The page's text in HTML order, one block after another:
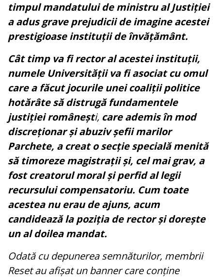
timpul mandatului de ministru al Justiției
a adus grave prejudicii de imagine acestei
prestigioase instituții de învățământ.
Cât timp va fi rector al acestei instituții,
numele Universității va fi asociat cu omul
care a făcut jocurile unei coaliții politice
hotărâte să distrugă fundamentele
justiției românești, care ademis în mod
discreționar și abuziv șefii marilor
Parchete, a creat o secție specială menită
să timoreze magistrații și, cel mai grav, a
fost creatorul moral și perfid al legii
recursului compensatoriu. Cum toate
acestea nu erau de ajuns, acum
candidează la poziția de rector și dorește
un al doilea mandat.
Odată cu depunerea semnăturilor, membrii
Reset au afișat un banner care conține